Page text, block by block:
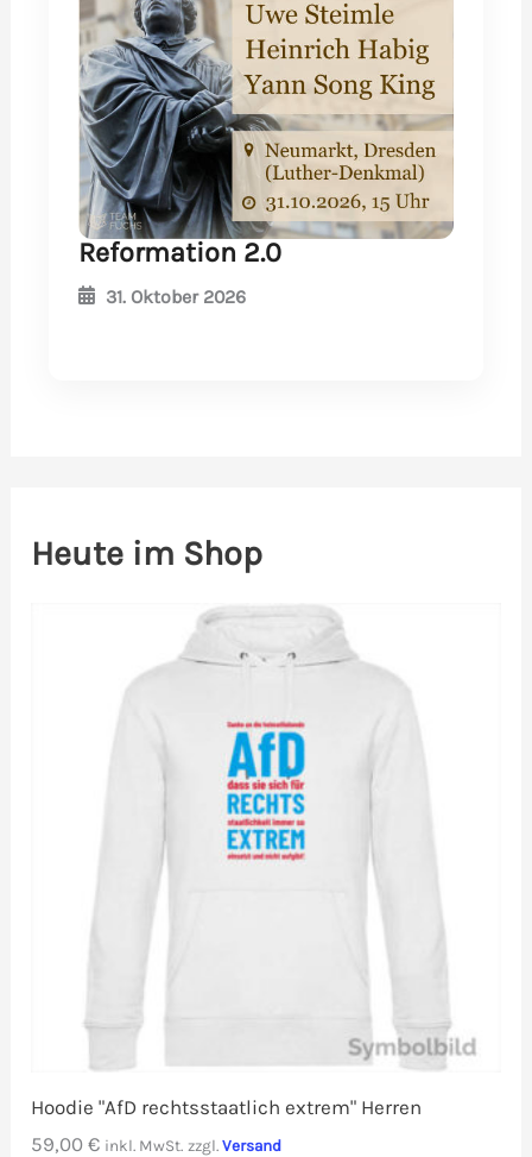
Reformation 2.0
31. Oktober 2026
Heute im Shop
Hoodie "AfD rechtsstaatlich extrem" Herren
59,00€ inkl. MwSt. zzgl.Versand